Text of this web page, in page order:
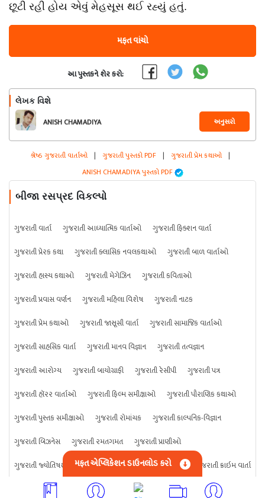
છૂટી રહી હોય એવું મેહસૂસ થઈ રહ્યું હતું.
મફત વાંચો
આ પુસ્તકને શેર કરો:
લેખક વિશે
ANISH CHAMADIYA અનુસરો
શ્રેષ્ઠ ગુજરાતી વાર્તાઓ | ગુજરાતી પુસ્તકો PDF | ગુજરાતી પ્રેમ કથાઓ |
ANISH CHAMADIYA પુસ્તકો PDF
બીજા રસપ્રદ વિકલ્પો
ગુજરાતી વાર્તા ગુજરાતી આધ્યાત્મિક વાર્તાઓ
ગુજરાતી ફિક્શન વાર્તા
ગુજરાતી પ્રેરક કથા
ગુજરાતી ક્લાસિક નવલકથાઓ
ગુજરાતી બાળ વાર્તાઓ
ગુજરાતી હાસ્ય કથાઓ
ગુજરાતી મેગેઝિન
ગુજરાતી કવિતાઓ
ગુજરાતી પ્રવાસ વર્ણન
ગુજરાતી મહિલા વિશેષ
ગુજરાતી નાટક
ગુજરાતી પ્રેમ કથાઓ
ગુજરાતી જાસૂસી વાર્તા
ગુજરાતી સામાજિક વાર્તાઓ
ગુજરાતી સાહસિક વાર્તા
ગુજરાતી માનવ વિજ્ઞાન
ગુજરાતી તત્વજ્ઞાન
ગુજરાતી આરોગ્ય
ગુજરાતી બાયોગ્રાફી ગુજરાતી રેસીપી
ગુજરાતી પત્ર
ગુજરાતી હૉરર વાર્તાઓ
ગુજરાતી ફિલ્મ સમીક્ષાઓ
ગુજરાતી પૌરાણિક કથાઓ
ગુજરાતી પુસ્તક સમીક્ષાઓ
ગુજરાતી રોમાંચક
ગુજરાતી કાલ્પનિક-વિજ્ઞાન
ગુજરાતી બિઝનેસ
ગુજરાતી રમતગમત
ગુજરાતી પ્રાણીઓ
ગુજરાતી જ્યોતિષશાસ્ત્ર
ગુજરાતી વિજ્ઞાન ગુજરાતી કંઈપણ ગુજરાતી ક્રાઇમ વાર્તા
મફત એપ્લિકેશન ડાઉનલોડ કરો